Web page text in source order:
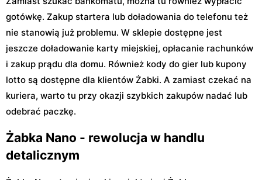
gotówkę. Zakup startera lub doładowania do telefonu też
nie stanowią już problemu. W sklepie dostępne jest
jeszcze doładowanie karty miejskiej, opłacanie rachunków
i zakup prądu dla domu. Również kody do gier lub kupony
lotto są dostępne dla klientów Żabki. A zamiast czekać na
kuriera, warto tu przy okazji szybkich zakupów nadać lub
odebrać paczkę.
Żabka Nano - rewolucja w handlu
detalicznym